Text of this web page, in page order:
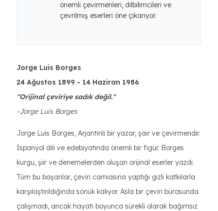
önemli çevirmenleri, dilbilimcileri ve
çevrilmiş eserleri öne çıkarıyor.
Jorge Luis Borges
24 Ağustos 1899 - 14 Haziran 1986
"Orijinal çeviriye sadık değil."
-Jorge Luis Borges
Jorge Luis Borges, Arjantinli bir yazar, şair ve çevirmendir.
İspanyol dili ve edebiyatında önemli bir figür. Borges
kurgu, şiir ve denemelerden oluşan orijinal eserler yazdı.
Tüm bu başarılar, çeviri camiasına yaptığı gizli katkılarla
karşılaştırıldığında sönük kalıyor. Asla bir çeviri bürosunda
çalışmadı, ancak hayatı boyunca sürekli olarak bağımsız